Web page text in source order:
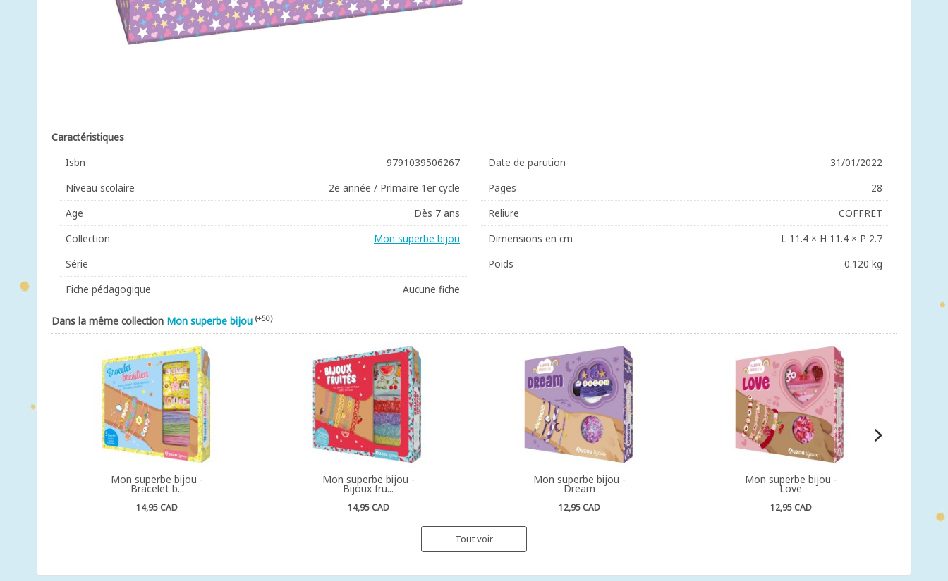
Caractéristiques
Isbn
9791039506267
Niveau scolaire
2e année / Primaire 1er cycle
Age
Dès 7 ans
Collection
Mon superbe bijou
Série
Fiche pédagogique
Aucune fiche
Date de parution
31/01/2022
Pages
28
Reliure
COFFRET
Dimensions en cm
L 11.4 × H 11.4 × P 2.7
Poids
0.120 kg
Dans la même collection Mon superbe bijou (+50)
Mon superbe bijou -
Bracelet b...
14,95 CAD
Mon superbe bijou -
Bijoux fru...
14,95 CAD
Mon superbe bijou -
Dream
12,95 CAD
Mon superbe bijou -
Love
12,95 CAD
Tout voir